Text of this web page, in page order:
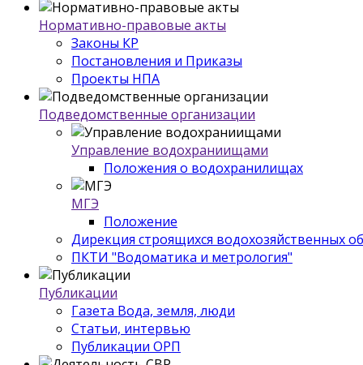
Нормативно-правовые акты
Законы КР
Постановления и Приказы
Проекты НПА
Подведомственные организации
Управление водохраниищами
Положения о водохранилищах
МГЭ
Положение
Дирекция строящихся водохозяйственных
ПКТИ "Водоматика и метрология"
Публикации
Газета Вода, земля, люди
Статьи, интервью
Публикации ОРП